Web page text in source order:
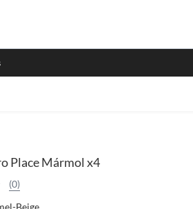
Place Mármol x4
(0)
Beige